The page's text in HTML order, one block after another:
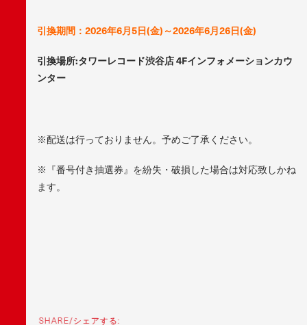
引換期間：2026年6月5日(金)～2026年6月26日(金)
引換場所:タワーレコード渋谷店 4Fインフォメーションカウ
ンター
※配送は行っておりません。予めご了承ください。
※『番号付き抽選券』を紛失・破損した場合は対応致しかね
ます。
SHARE/シェアする: